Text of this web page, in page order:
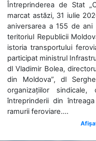
Întreprinderea de Stat
marcat astăzi, 31 iulie
aniversarea a 155 de
teritoriul Republicii
istoria transportului
participat ministrul
dl Vladimir Bolea,
din Moldova”, dl
organizațiilor sindicale,
întreprinderii din
ramurii feroviare....